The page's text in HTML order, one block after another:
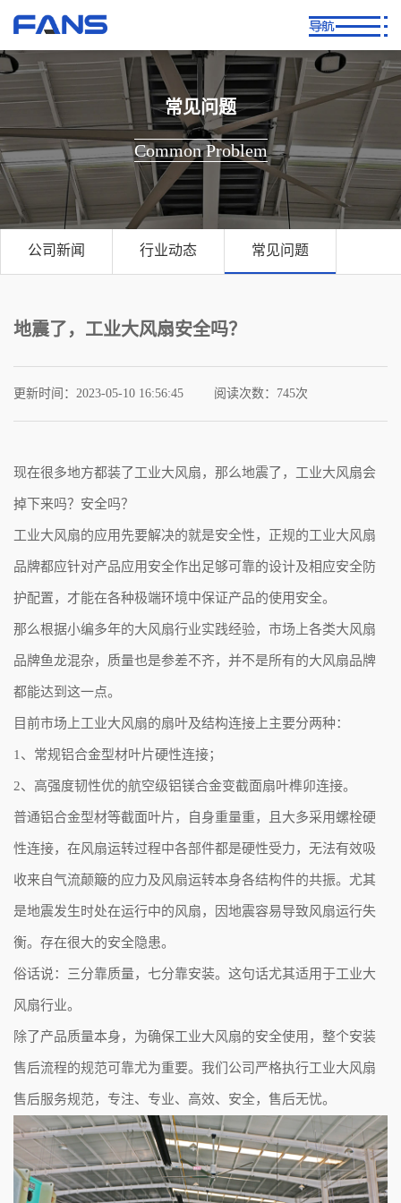
常见问题
Common Problem
公司新闻 行业动态 常见问题
地震了，工业大风扇安全吗？
更新时间：2023-05-10 16:56:45 阅读次数： 745次
现在很多地方都装了工业大风扇，那么地震了，工业大风扇会
掉下来吗？安全吗？
工业大风扇的应用先要解决的就是安全性，正规的工业大风扇
品牌都应针对产品应用安全作出足够可靠的设计及相应安全防
护配置，才能在各种极端环境中保证产品的使用安全。
那么根据小编多年的大风扇行业实践经验，市场上各类大风扇
品牌鱼龙混杂，质量也是参差不齐，并不是所有的大风扇品牌
都能达到这一点。
目前市场上工业大风扇的扇叶及结构连接上主要分两种：
1、常规铝合金型材叶片硬性连接；
2、高强度韧性优的航空级铝镁合金变截面扇叶榫卯连接。
普通铝合金型材等截面叶片，自身重量重，且大多采用螺栓硬
性连接，在风扇运转过程中各部件都是硬性受力，无法有效吸
收来自气流颠簸的应力及风扇运转本身各结构件的共振。尤其
是地震发生时处在运行中的风扇，因地震容易导致风扇运行失
衡。存在很大的安全隐患。
俗话说：三分靠质量，七分靠安装。这句话尤其适用于工业大
风扇行业。
除了产品质量本身，为确保工业大风扇的安全使用，整个安装
售后流程的规范可靠尤为重要。我们公司严格执行工业大风扇
售后服务规范，专注、专业、高效、安全，售后无忧。